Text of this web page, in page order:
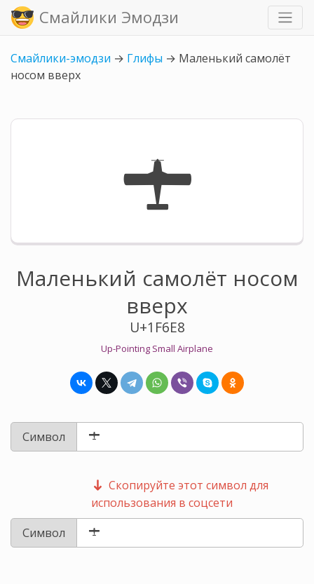
Смайлики Эмодзи
Смайлики-эмодзи → Глифы → Маленький самолёт
носом вверх
🛨
Маленький самолёт носом
вверх
U+1F6E8
Up-Pointing Small Airplane
Символ
Скопируйте этот символ для
использования в соцсети
Символ